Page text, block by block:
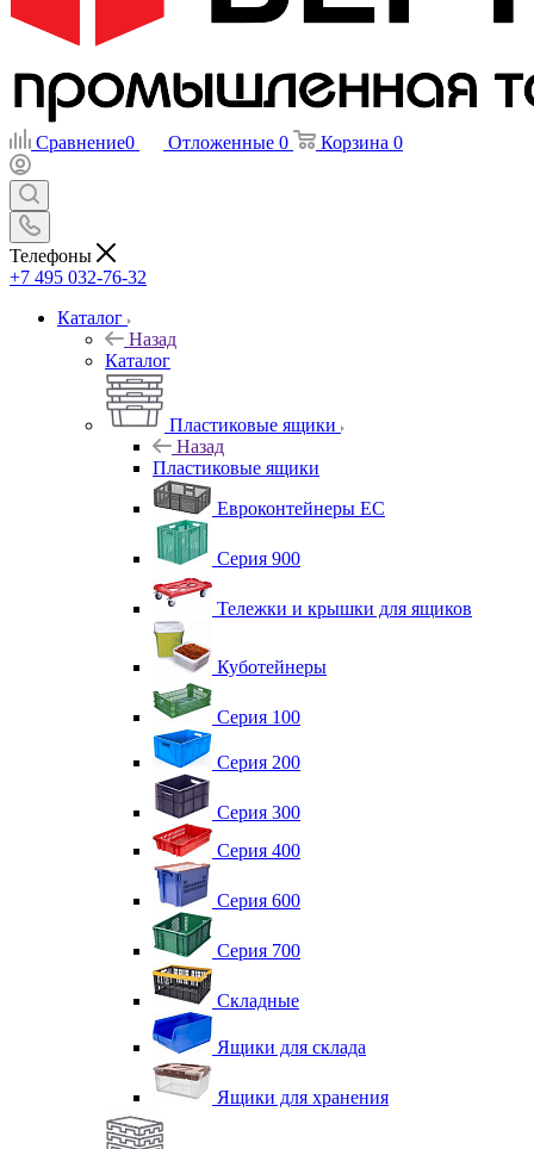
Сравнение0 Отложенные 0 Корзина 0
Телефоны
+7 495 032-76-32
Каталог
Назад
Каталог
Пластиковые ящики
Назад
Пластиковые ящики
Евроконтейнеры ЕС
Серия 900
Тележки и крышки для ящиков
Куботейнеры
Серия 100
Серия 200
Серия 300
Серия 400
Серия 600
Серия 700
Складные
Ящики для склада
Ящики для хранения